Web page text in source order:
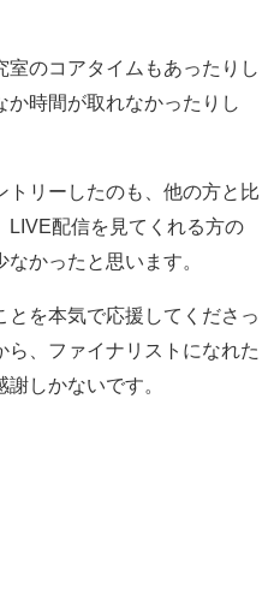
室のコアタイムもあったりし
か時間が取れなかったりし
トリーしたのも、他の方と比
LIVE配信を見てくれる方の
かったと思います。
を本気で応援してくださっ
、ファイナリストになれた
しかないです。